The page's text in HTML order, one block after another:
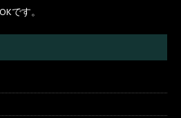
です。